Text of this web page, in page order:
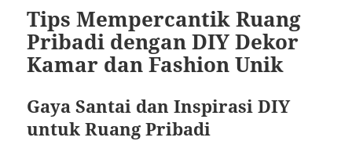
Tips Mempercantik Ruang
Pribadi dengan DIY Dekor
Kamar dan Fashion Unik
Gaya Santai dan Inspirasi DIY
untuk Ruang Pribadi